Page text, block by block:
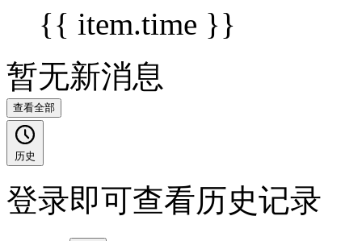
{{ item.time }}
暂无新消息
查看全部
历史
登录即可查看历史记录